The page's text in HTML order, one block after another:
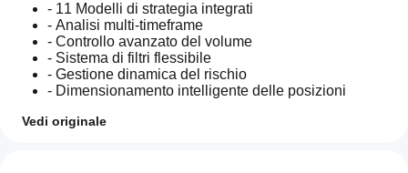
- 11 Modelli di strategia integrati
- Analisi multi-timeframe
- Controllo avanzato del volume
- Sistema di filtri flessibile
- Gestione dinamica del rischio
- Dimensionamento intelligente delle posizioni
Vedi originale